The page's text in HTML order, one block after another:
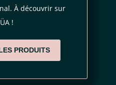
À découvrir sur
!
PRODUITS